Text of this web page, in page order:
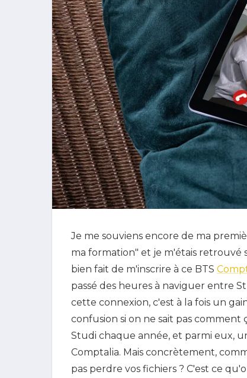
Je me souviens encore de ma
ma formation" et je m'étais retrouvé
bien fait de m'inscrire à ce BTS
passé des heures à naviguer entre
cette connexion, c'est à la fois un
confusion si on ne sait pas
Studi chaque année, et parmi eux,
Comptalia. Mais concrètement,
pas perdre vos fichiers ? C'est ce